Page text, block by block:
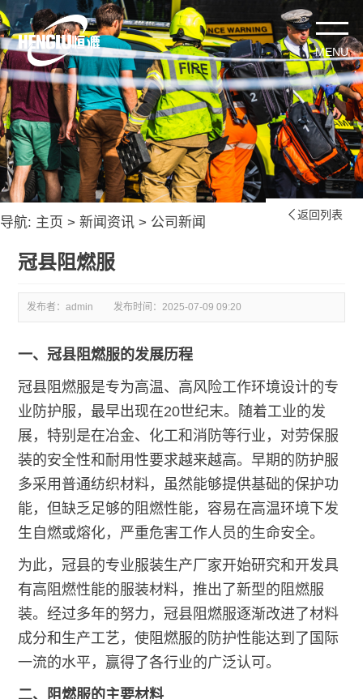
导航: 主页 > 新闻资讯 > 公司新闻  返回列表
冠县阻燃服
发布者：admin 发布时间：2025-07-09 09:20
一、冠县阻燃服的发展历程
冠县阻燃服是专为高温、高风险工作环境设计的专
业防护服，最早出现在20世纪末。随着工业的发
展，特别是在冶金、化工和消防等行业，对劳保服
装的安全性和耐用性要求越来越高。早期的防护服
多采用普通纺织材料，虽然能够提供基础的保护功
能，但缺乏足够的阻燃性能，容易在高温环境下发
生自燃或熔化，严重危害工作人员的生命安全。
为此，冠县的专业服装生产厂家开始研究和开发具
有高阻燃性能的服装材料，推出了新型的阻燃服
装。经过多年的努力，冠县阻燃服逐渐改进了材料
成分和生产工艺，使阻燃服的防护性能达到了国际
一流的水平，赢得了各行业的广泛认可。
二、阻燃服的主要材料